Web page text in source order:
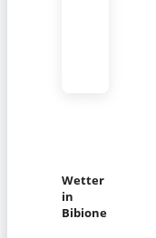
Wetter
in
Bibione